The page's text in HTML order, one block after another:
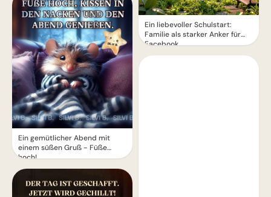
Ein gemütlicher Abend mit
einem süßen Gruß - Füße
hoch!
Ein liebevoller Schulstart:
Familie als starker Anker für
Facebook